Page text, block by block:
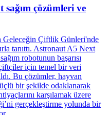
sağım çözümleri ve
Geleceğin Çiftlik Günleri'nde
tanıttı. Astronaut A5 Next
robotunun başarısı
için temel bir veri
Bu çözümler, hayvan
bir şekilde odaklanarak
karşılamak üzere
gerçekleştirme yolunda bir